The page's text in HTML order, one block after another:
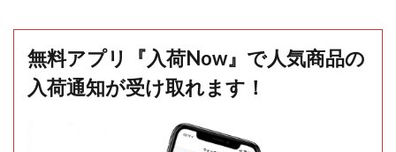
無料アプリ『入荷Now』で人気商品の
入荷通知が受け取れます！